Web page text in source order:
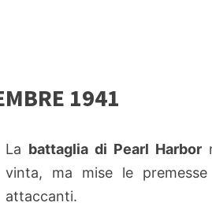
1941
La battaglia di Pearl Harbor
vinta, ma mise le
attaccanti.